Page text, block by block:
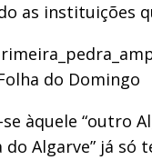
as instituições
do Domingo
àquele “outro
do Algarve” já